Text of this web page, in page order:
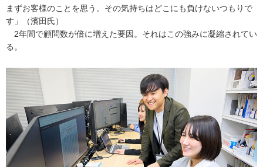
まずお客様のことを思う。その気持ちはどこにも負けないつもりで
す」（濱田氏）
2年間で顧問数が倍に増えた要因。それはこの強みに凝縮されてい
る。